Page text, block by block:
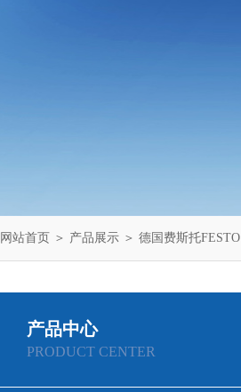
网站首页 ＞ 产品展示 ＞ 德国费斯托FESTO
产品中心
PRODUCT CENTER